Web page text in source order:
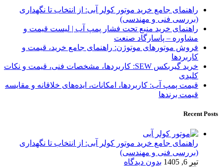
راهنمای جامع خرید موتور کولر آبی: از انتخاب تا نگهداری
(بررسی فنی و مهندسی)
راهنمای خرید منبع تحت فشار پمپ آب | لیست قیمت و
مشاوره – پاسارگاد صنعت
فروش موتورهای موتوژن: راهنمای جامع خرید، قیمت و
کاربردها
خرید گیربکس SEW: کاربردها، مشخصات فنی، قیمت و نکات
کلیدی
قیمت پمپ آب: کاربردها، امکانات، ایده‌های خلاقانه و مقایسه
قیمت برندها
Recent Posts
راهنمای جامع خرید موتور کولر آبی: از انتخاب تا نگهداری
(بررسی فنی و مهندسی)
تیر 6, 1405
بدون دیدگاه